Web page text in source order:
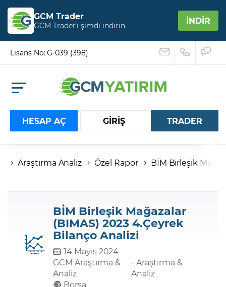
GCM Trader
GCM Trader’ı şimdi indirin. İNDİR
Lisans No: G-039 (398)
HESAP AÇ GİRİŞ
Hesap numaranız
Şifreniz
Şifremi Unuttum
TRADER
Araştırma Analiz Özel Rapor BİM Birleşik
BİM Birleşik Mağazalar
(BIMAS) 2023 4.Çeyrek
Bilanço Analizi
14 Mayıs 2024
GCM Araştırma &
Analiz
- Araştırma &
Analiz
Borsa